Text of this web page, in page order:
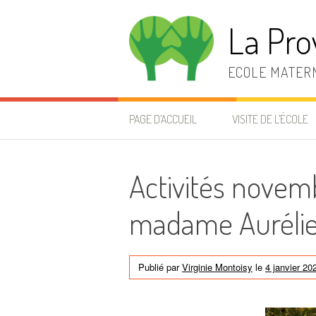
La
ECOLE
PAGE D’ACCUEIL VISITE DE L’ÉCOLE
Activités
madame
Publié parVirginie Montoisy le 4 janvier